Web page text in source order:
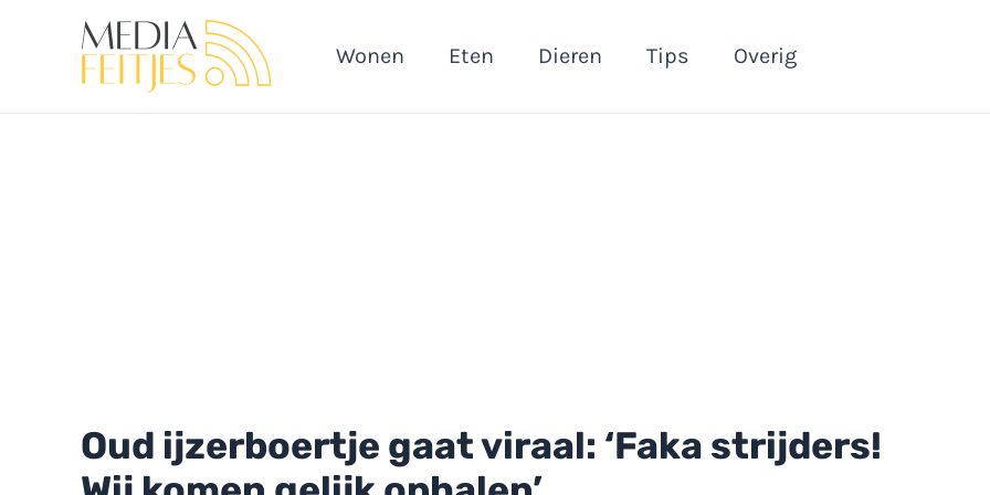
Wonen Eten Dieren Tips Overig
Oud ijzerboertje gaat viraal: ‘Faka strijders!